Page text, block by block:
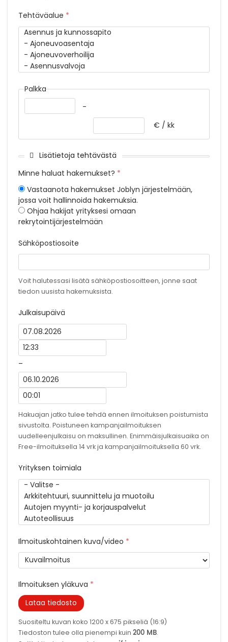
Tehtäväalue *
Palkka
-
€ / kk
Lisätietoja tehtävästä
Minne haluat hakemukset? *
Vastaanota hakemukset Joblyn järjestelmään,
jossa voit hallinnoida hakemuksia.
Ohjaa hakijat yrityksesi omaan
rekrytointijärjestelmään
Sähköpostiosoite
Voit halutessasi lisätä sähköpostiosoitteen, jonne saat
tiedon uusista hakemuksista.
Julkaisupäivä
–
Hakuajan jatko tulee tehdä ennen ilmoituksen poistumista
sivustolta. Poistuneen kampanjailmoituksen
uudelleenjulkaisu on maksullinen. Enimmäisjulkaisuaika on
Free-ilmoituksella 14 vrk ja kampanjailmoituksella 60 vrk.
Yrityksen toimiala
Ilmoituskohtainen kuva/video *
Ilmoituksen yläkuva *
Lataa tiedosto
Suositeltu kuvan koko 1200 x 675 pikseliä (16:9)
Tiedoston tulee olla pienempi kuin 200 MB.